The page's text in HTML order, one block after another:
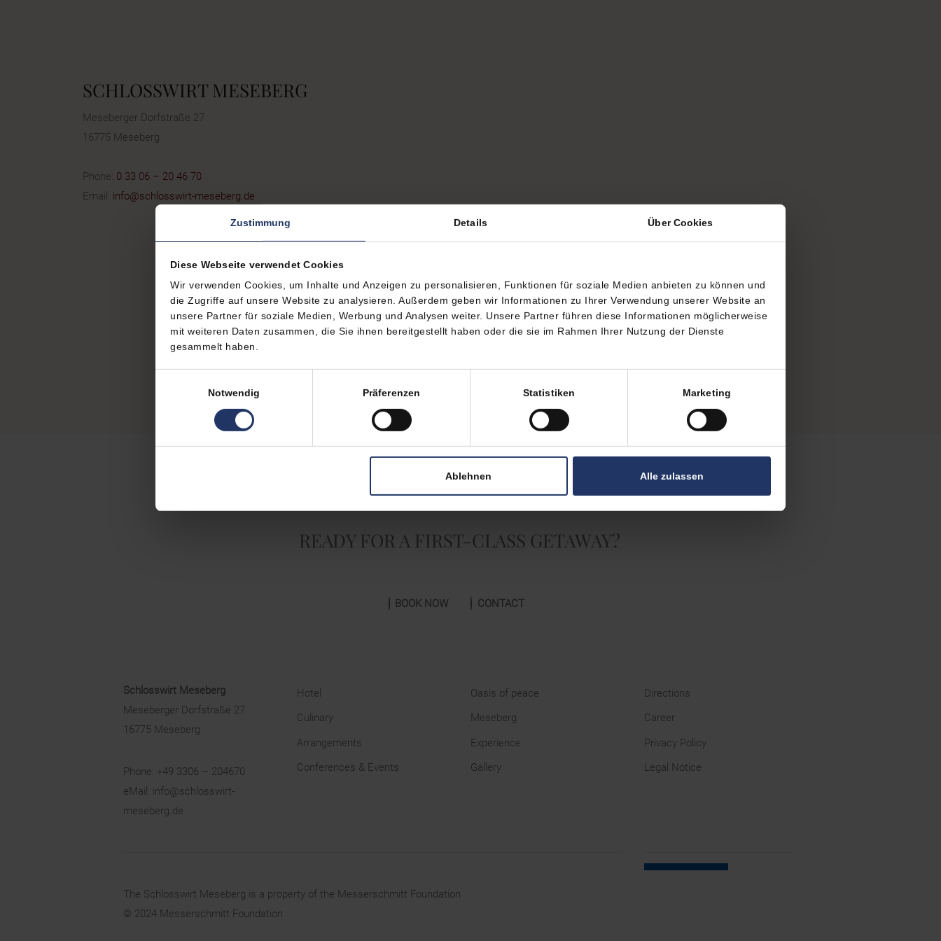
Zustimmung Details Über Cookies
Diese Webseite verwendet Cookies
Wir verwenden Cookies, um Inhalte und Anzeigen zu personalisieren, Funktionen für soziale Medien anbieten zu können und
die Zugriffe auf unsere Website zu analysieren. Außerdem geben wir Informationen zu Ihrer Verwendung unserer Website an
unsere Partner für soziale Medien, Werbung und Analysen weiter. Unsere Partner führen diese Informationen möglicherweise
mit weiteren Daten zusammen, die Sie ihnen bereitgestellt haben oder die sie im Rahmen Ihrer Nutzung der Dienste
gesammelt haben.
Notwendig
Präferenzen Statistiken Marketing
Ablehnen Alle zulassen
SCHLOSSWIRT MESEBERG
Meseberger Dorfstraße 27
16775 Meseberg
Phone: 0 33 06 – 20 46 70
Email: info@schlosswirt-meseberg.de
READY FOR A FIRST-CLASS GETAWAY?
BOOK NOW CONTACT
Schlosswirt Meseberg
Meseberger Dorfstraße 27
16775 Meseberg
Phone: +49 3306 – 204670
eMail: info@schlosswirt-
meseberg.de
Hotel
Culinary
Arrangements
Conferences & Events
Oasis of peace
Meseberg
Experience
Gallery
Directions
Career
Privacy Policy
Legal Notice
The Schlosswirt Meseberg is a property of the Messerschmitt Foundation
© 2024 Messerschmitt Foundation